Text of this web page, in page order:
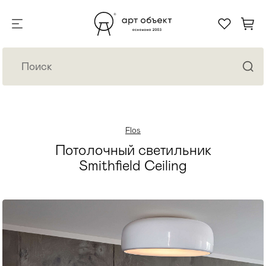
Flos
Потолочный светильник
Smithfield Ceiling